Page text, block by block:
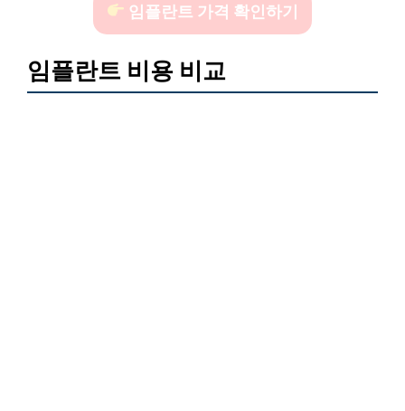
임플란트 가격 확인하기
임플란트 비용 비교